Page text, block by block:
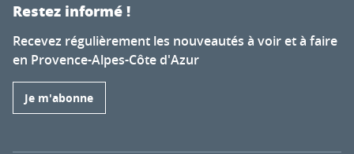
Restez informé !
Recevez régulièrement les nouveautés à voir et à faire
en Provence-Alpes-Côte d'Azur
Je m'abonne